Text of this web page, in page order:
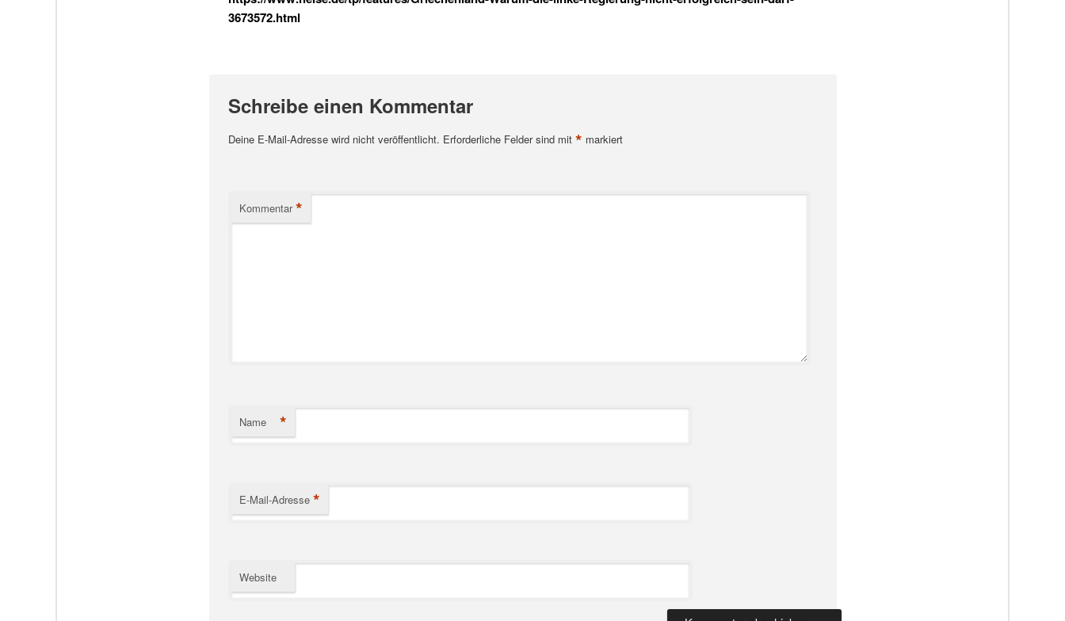
3673572.html
Schreibe einen Kommentar
Deine E-Mail-Adresse wird nicht veröffentlicht. Erforderliche Felder sind mit * markiert
Kommentar *
Name *
E-Mail-Adresse *
Website